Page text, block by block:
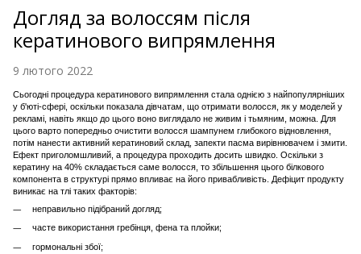
Догляд за волоссям після
кератинового випрямлення
9 лютого 2022
Сьогодні процедура кератинового випрямлення стала однією з найпопулярніших
у б'юті-сфері, оскільки показала дівчатам, що отримати волосся, як у моделей у
рекламі, навіть якщо до цього воно виглядало не живим і тьмяним, можна. Для
цього варто попередньо очистити волосся шампунем глибокого відновлення,
потім нанести активний кератиновий склад, запекти пасма вирівнювачем і змити.
Ефект приголомшливий, а процедура проходить досить швидко. Оскільки з
кератину на 40% складається саме волосся, то збільшення цього білкового
компонента в структурі прямо впливає на його привабливість. Дефіцит продукту
виникає на тлі таких факторів:
неправильно підібраний догляд;
часте використання гребінця, фена та плойки;
гормональні збої;